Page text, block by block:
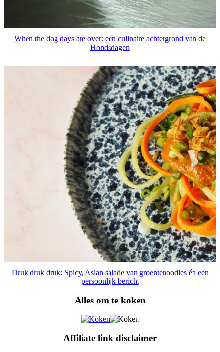
When the dog days are over: een culinaire achtergrond van de
Hondsdagen
Druk druk druk: Spicy, Asian salade van groentenoodles én een
persoonlijk bericht
Alles om te koken
Affiliate link disclaimer